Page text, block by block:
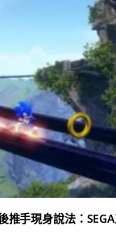
推手現身說法：